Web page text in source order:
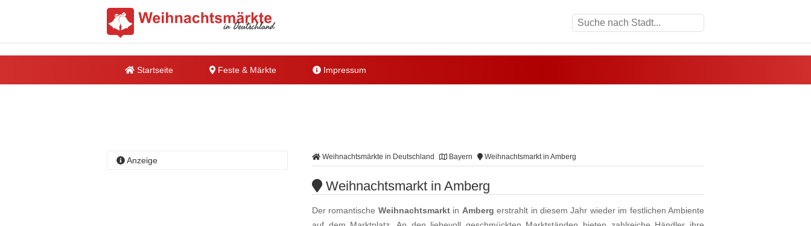
Startseite Feste & Märkte Impressum
Weihnachtsmärkte in Deutschland Bayern Weihnachtsmarkt in Amberg
Weihnachtsmarkt in Amberg
Der romantische Weihnachtsmarktin Amberg erstrahlt in diesem Jahr wieder im festlichen Ambiente
Anzeige